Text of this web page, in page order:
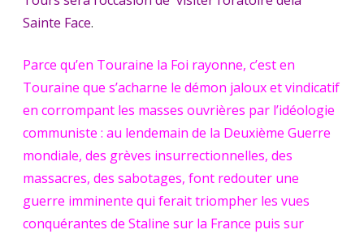
Sainte Face.
Parce qu’en Touraine la Foi rayonne, c’est en
Touraine que s’acharne le démon jaloux et vindicatif
en corrompant les masses ouvrières par l’idéologie
communiste : au lendemain de la Deuxième Guerre
mondiale, des grèves insurrectionnelles, des
massacres, des sabotages, font redouter une
guerre imminente qui ferait triompher les vues
conquérantes de Staline sur la France puis sur